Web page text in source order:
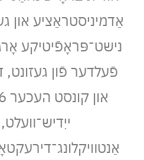
אַדמיניסטראַציע
נישט־פּראָפֿיטיקע
פֿעלדער פֿון געזונט,
ייִדיש־װעלט,